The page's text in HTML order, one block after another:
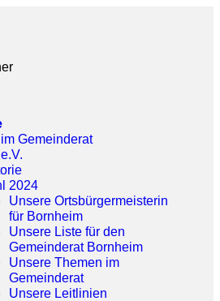
Gemeinderat
2024
Unsere Ortsbürgermeisterin
für Bornheim
Unsere Liste für den
Gemeinderat Bornheim
Unsere Themen im
Gemeinderat
Unsere Leitlinien